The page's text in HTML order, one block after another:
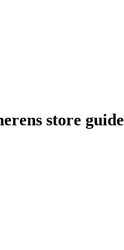
store guide